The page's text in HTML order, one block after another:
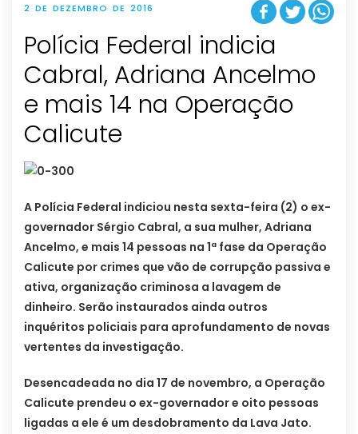
2 DE DEZEMBRO DE 2016
Polícia Federal indicia
Cabral, Adriana Ancelmo
e mais 14 na Operação
Calicute
A Polícia Federal indiciou nesta sexta-feira (2) o ex-
governador Sérgio Cabral, a sua mulher, Adriana
Ancelmo, e mais 14 pessoas na 1ª fase da Operação
Calicute por crimes que vão de corrupção passiva e
ativa, organização criminosa a lavagem de
dinheiro. Serão instaurados ainda outros
inquéritos policiais para aprofundamento de novas
vertentes da investigação.
Desencadeada no dia 17 de novembro, a Operação
Calicute prendeu o ex-governador e oito pessoas
ligadas a ele é um desdobramento da Lava Jato.